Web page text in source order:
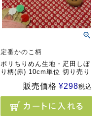
定番かのこ柄
ポリちりめん生地・疋田しぼ
り柄(赤) 10cm単位 切り売り
販売価格 ¥298税込